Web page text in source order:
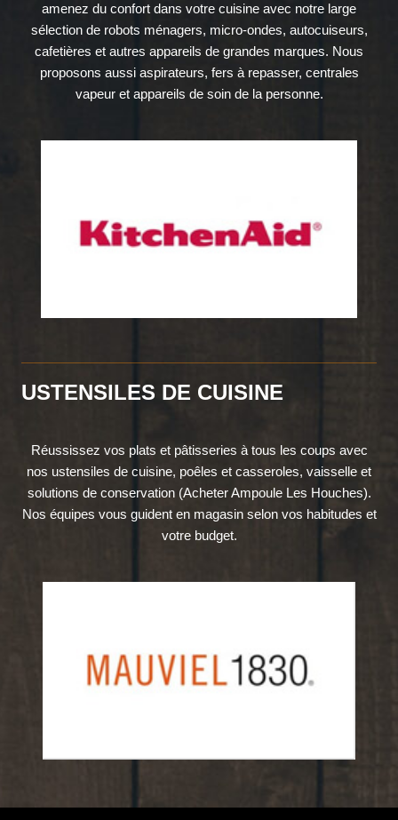
amenez du confort dans votre cuisine avec notre large
sélection de robots ménagers, micro-ondes, autocuiseurs,
cafetières et autres appareils de grandes marques. Nous
proposons aussi aspirateurs, fers à repasser, centrales
vapeur et appareils de soin de la personne.
USTENSILES DE CUISINE
Réussissez vos plats et pâtisseries à tous les coups avec
nos ustensiles de cuisine, poêles et casseroles, vaisselle et
solutions de conservation (Acheter Ampoule Les Houches).
Nos équipes vous guident en magasin selon vos habitudes et
votre budget.